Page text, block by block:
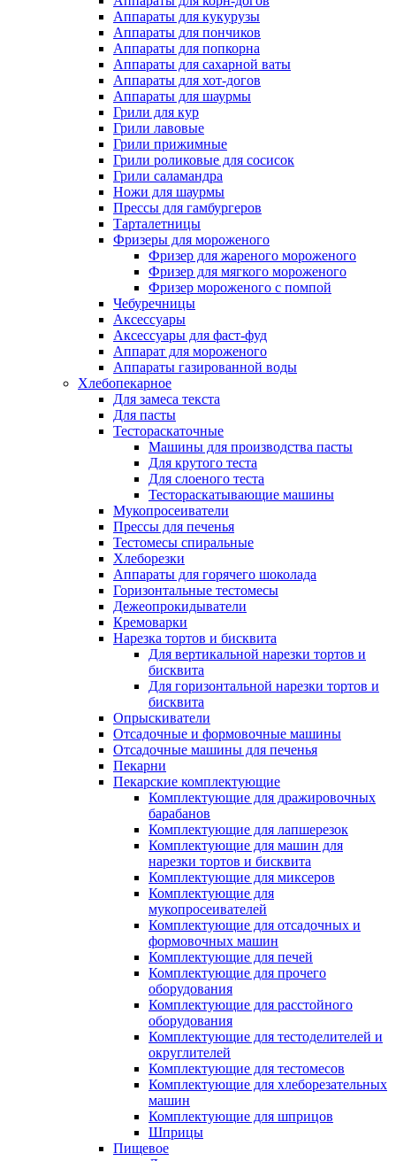
Аппараты для кукурузы
Аппараты для пончиков
Аппараты для попкорна
Аппараты для сахарной ваты
Аппараты для хот-догов
Аппараты для шаурмы
Грили для кур
Грили лавовые
Грили прижимные
Грили роликовые для сосисок
Грили саламандра
Ножи для шаурмы
Прессы для гамбургеров
Тарталетницы
Фризеры для мороженого
Фризер для жареного мороженого
Фризер для мягкого мороженого
Фризер мороженого с помпой
Чебуречницы
Аксессуары
Аксессуары для фаст-фуд
Аппарат для мороженого
Аппараты газированной воды
Хлебопекарное
Для замеса текста
Для пасты
Тестораскаточные
Машины для производства пасты
Для крутого теста
Для слоеного теста
Тестораскатывающие машины
Мукопросеиватели
Прессы для печенья
Тестомесы спиральные
Хлеборезки
Аппараты для горячего шоколада
Горизонтальные тестомесы
Дежеопрокидыватели
Кремоварки
Нарезка тортов и бисквита
Для вертикальной нарезки тортов и
бисквита
Для горизонтальной нарезки тортов и
бисквита
Опрыскиватели
Отсадочные и формовочные машины
Отсадочные машины для печенья
Пекарни
Пекарские комплектующие
Комплектующие для дражировочных
барабанов
Комплектующие для лапшерезок
Комплектующие для машин для
нарезки тортов и бисквита
Комплектующие для миксеров
Комплектующие для
мукопросеивателей
Комплектующие для отсадочных и
формовочных машин
Комплектующие для печей
Комплектующие для прочего
оборудования
Комплектующие для расстойного
оборудования
Комплектующие для тестоделителей и
округлителей
Комплектующие для тестомесов
Комплектующие для хлеборезательных
машин
Комплектующие для шприцов
Шприцы
Пищевое